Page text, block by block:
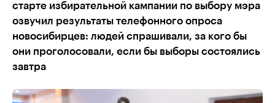
старте избирательной кампании по выбору мэра
озвучил результаты телефонного опроса
новосибирцев: людей спрашивали, за кого бы
они проголосовали, если бы выборы состоялись
завтра